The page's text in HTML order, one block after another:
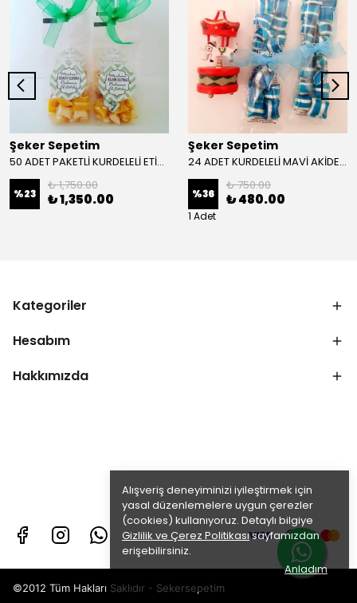
Alışveriş deneyiminizi iyileştirmek için
yasal düzenlemelere uygun çerezler
(cookies) kullanıyoruz. Detaylı bilgiye
Gizlilik ve Çerez Politikasısayfamızdan
erişebilirsiniz.
Anladım
Şeker Sepetim
50 ADET PAKETLİ KURDELELİ ETİKETLİ LOLLY MEVLÜT ŞEKERİ 30 gr M07
%23
₺ 1,750.00
₺ 1,350.00
Şeker Sepetim
24 ADET KURDELELİ MAVİ AKİDE ŞEKER 04
%36
₺ 750.00
₺ 480.00
1 Adet
Kategoriler
Hesabım
Hakkımızda
©2012 Tüm Hakları Saklıdır - Sekersepetim